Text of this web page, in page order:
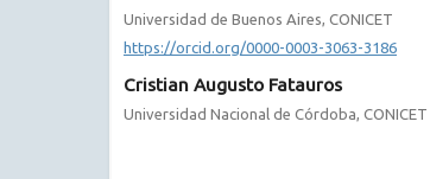
Universidad de Buenos Aires, CONICET
https://orcid.org/0000-0003-3063-3186
Cristian Augusto Fatauros
Universidad Nacional de Córdoba, CONICET